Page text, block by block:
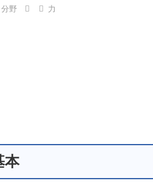
分野 力
本